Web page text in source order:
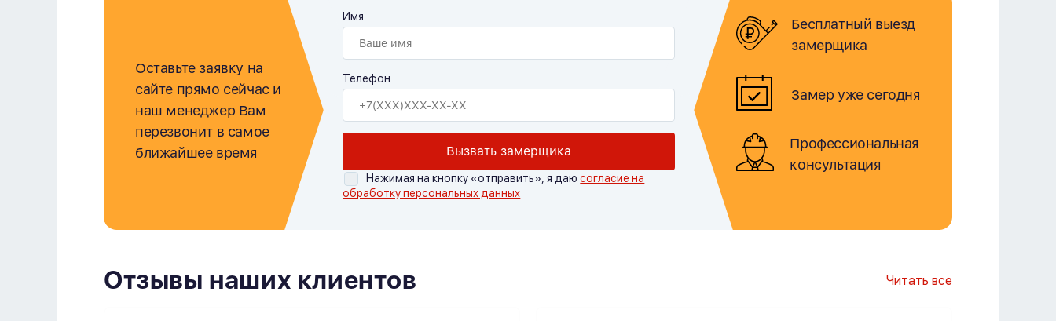
Оставьте заявку на
сайте прямо сейчас и
наш менеджер Вам
перезвонит в самое
ближайшее время
Имя
Телефон
Вызвать замерщика
Нажимая на кнопку «отправить», я даюсогласие на
обработку персональных данных
Бесплатный выезд
замерщика
Замер уже сегодня
Профессиональная
консультация
Отзывы наших клиентов Читать все